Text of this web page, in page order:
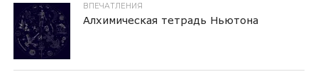
ВПЕЧАТЛЕНИЯ
Алхимическая тетрадь Ньютона